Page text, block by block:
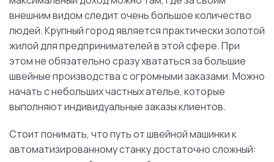
внешним видом следит очень большое количество
людей. Крупный город является практически золотой
жилой для предпринимателей в этой сфере. При
этом не обязательно сразу хвататься за большие
швейные производства с огромными заказами. Можно
начать с небольших частных ателье, которые
выполняют индивидуальные заказы клиентов.
Стоит понимать, что путь от швейной машинки к
автоматизированному станку достаточно сложный: